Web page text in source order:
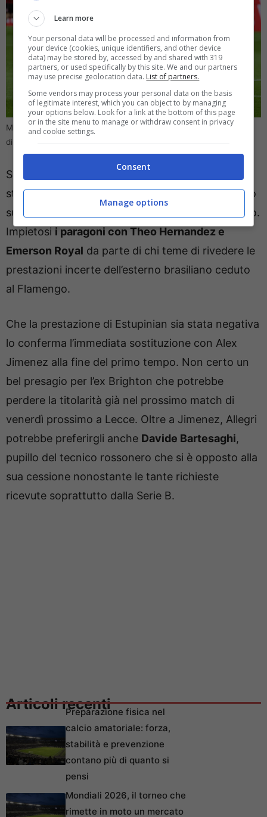
Milan, due rossoneri tra i più criticati: attenzione al Fantacalcio –
direttagoal.it (Foto Ansa)
Se si esclude l’assist a Pavlovic, l’ecuadoregno è
stato preso di mira dai tifosi rossoneri (e non solo
sui social) per gli errori in marcatura e disimpegno.
Impietosi i paragoni con Theo Hernandez e
Emerson Royal da parte di chi teme di rivedere le
prestazioni incerte dell’esterno brasiliano ceduto
al Flamengo.
Che la prestazione di Estupinian sia stata negativa
lo conferma l’immediata sostituzione con Alex
Jimenez alla fine del primo tempo. Non certo un
bel presagio per l’ex Brighton che potrebbe
perdere la titolarità già nel prossimo match di
venerdì prossimo a Lecce. Oltre a Jimenez, Allegri
potrebbe preferirgli anche Davide Bartesaghi,
pupillo del tecnico rossonero che si è opposto alla
sua cessione nonostante le tante richieste
ricevute soprattutto dalla Serie B.
Articoli recentiPreparazione fisica nel
calcio amatoriale: forza,
stabilità e prevenzione
contano più di quanto si
pensi
Mondiali 2026, il torneo che
rimette in moto un mercato
Learn more
Your personal data will be processed and information from
your device (cookies, unique identifiers, and other device
data) may be stored by, accessed by and shared with 319
partners, or used specifically by this site. We and our partners
may use precise geolocation data. List of partners.
Some vendors may process your personal data on the basis
of legitimate interest, which you can object to by managing
your options below. Look for a link at the bottom of this page
or in the site menu to manage or withdraw consent in privacy
and cookie settings.
Consent
Manage options